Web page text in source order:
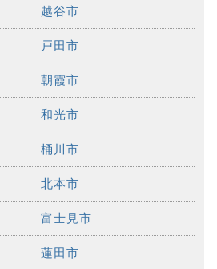
越谷市
戸田市
朝霞市
和光市
桶川市
北本市
富士見市
蓮田市